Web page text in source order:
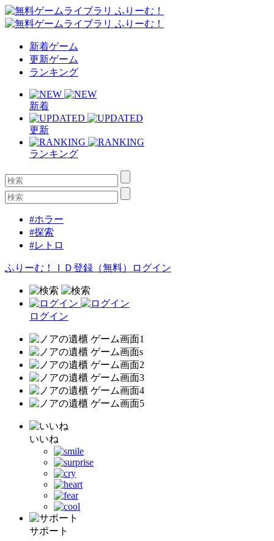
新着ゲーム
更新ゲーム
ランキング
新着
更新
ランキング
#ホラー
#探索
#レトロ
ふりーむ！ＩＤ登録（無料） ログイン
ログイン
いいね
サポート